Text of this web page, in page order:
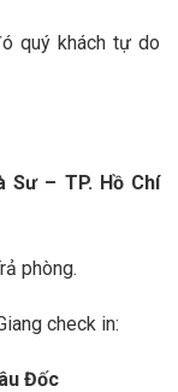
quý khách tự do
Sư – TP. Hồ Chí
phòng.
check in:
Đốc